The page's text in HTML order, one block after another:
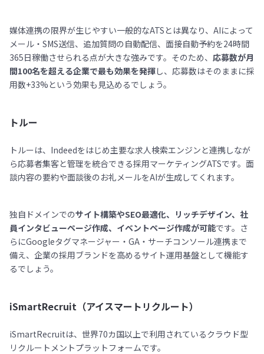
媒体連携の限界が生じやすい一般的なATSとは異なり、AIによって
メール・SMS送信、追加質問の自動配信、面接自動予約を24時間
365日稼働させられる点が大きな強みです。そのため、 応募数が月
間100名を超える企業で最も効果を発揮し、応募数はそのままに採
用数+33%という効果も見込めるでしょう。
トルー
トルーは、Indeedをはじめ主要な求人検索エンジンと連携しなが
ら応募者集客と管理を統合できる採用マーケティングATSです。面
談内容の要約や面談後のお礼メールをAIが生成してくれます。
独自ドメインでのサイト構築やSEO最適化、リッチデザイン、社
員インタビューページ作成、イベントページ作成が可能です。さ
らにGoogleタグマネージャー・GA・サーチコンソール連携まで
備え、企業の採用ブランドを高めるサイト運用基盤として機能す
るでしょう。
iSmartRecruit（アイスマートリクルート）
iSmartRecruitは、世界70カ国以上で利用されているクラウド型
リクルートメントプラットフォームです。